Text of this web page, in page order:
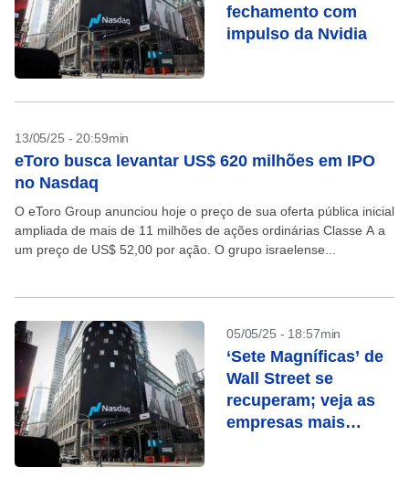
fechamento com
impulso da Nvidia
13/05/25 - 20:59min
eToro busca levantar US$ 620 milhões em IPO
no Nasdaq
O eToro Group anunciou hoje o preço de sua oferta pública inicial
ampliada de mais de 11 milhões de ações ordinárias Classe A a
um preço de US$ 52,00 por ação. O grupo israelense...
05/05/25 - 18:57min
‘Sete Magníficas’ de
Wall Street se
recuperam; veja as
empresas mais